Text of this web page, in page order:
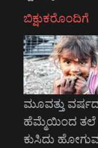
ಬಿಕ್ಷುಕರೊಂದಿಗೆ
ಮೂವತ್ತು ವರ್ಷದ
ಹೆಮ್ಮೆಯಿಂದ ತಲೆ
ಕುಸಿದು